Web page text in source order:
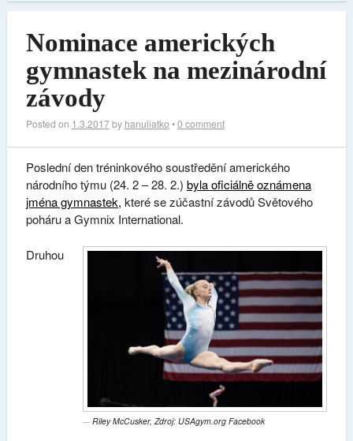
Nominace amerických
gymnastek na mezinárodní
závody
Posted on 1.3.2017by hanuliatko •0 comment
Poslední den tréninkového soustředění amerického
národního týmu (24. 2 – 28. 2.) byla oficiálně oznámena
jména gymnastek, které se zúčastní závodů Světového
poháru a Gymnix International.
Riley McCusker, Zdroj: USAgym.org Facebook
Druhou